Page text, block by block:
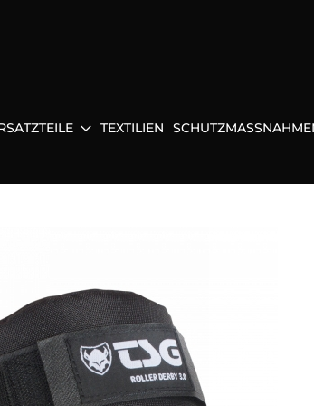
TEXTILIEN SCHUTZMASSNAHMEN